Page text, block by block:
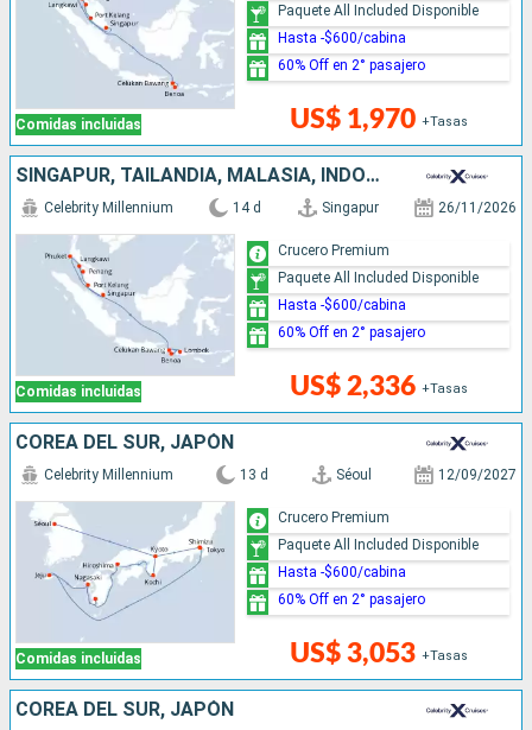
Comidas incluidas US$ 1,970 +Tasas
Paquete All Included Disponible
Hasta -$600/cabina
60% Off en 2° pasajero
SINGAPUR, TAILANDIA, MALASIA, INDONESIA
Comidas incluidas
Celebrity Millennium 14 d Singapur 26/11/2026
US$ 2,336 +Tasas
Crucero Premium
Paquete All Included Disponible
Hasta -$600/cabina
60% Off en 2° pasajero
COREA DEL SUR, JAPÓN
Comidas incluidas
Celebrity Millennium 13 d Séoul 12/09/2027
US$ 3,053 +Tasas
Crucero Premium
Paquete All Included Disponible
Hasta -$600/cabina
60% Off en 2° pasajero
COREA DEL SUR, JAPÓN